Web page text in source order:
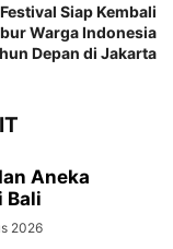
Siap Kembali
Warga Indonesia
Depan di Jakarta
Aneka
Bali
2026